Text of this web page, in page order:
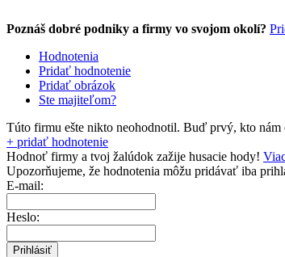
Poznáš dobré podniky a firmy vo svojom okolí?
Hodnotenia
Pridať hodnotenie
Pridať obrázok
Ste majiteľom?
Túto firmu ešte nikto neohodnotil. Buď prvý, kto nám
+ pridať hodnotenie
Hodnoť firmy a tvoj žalúdok zažije husacie hody!
Upozorňujeme, že hodnotenia môžu pridávať iba
E-mail:
Heslo: